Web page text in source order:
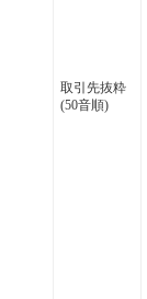
取引先抜粋
(50音順)